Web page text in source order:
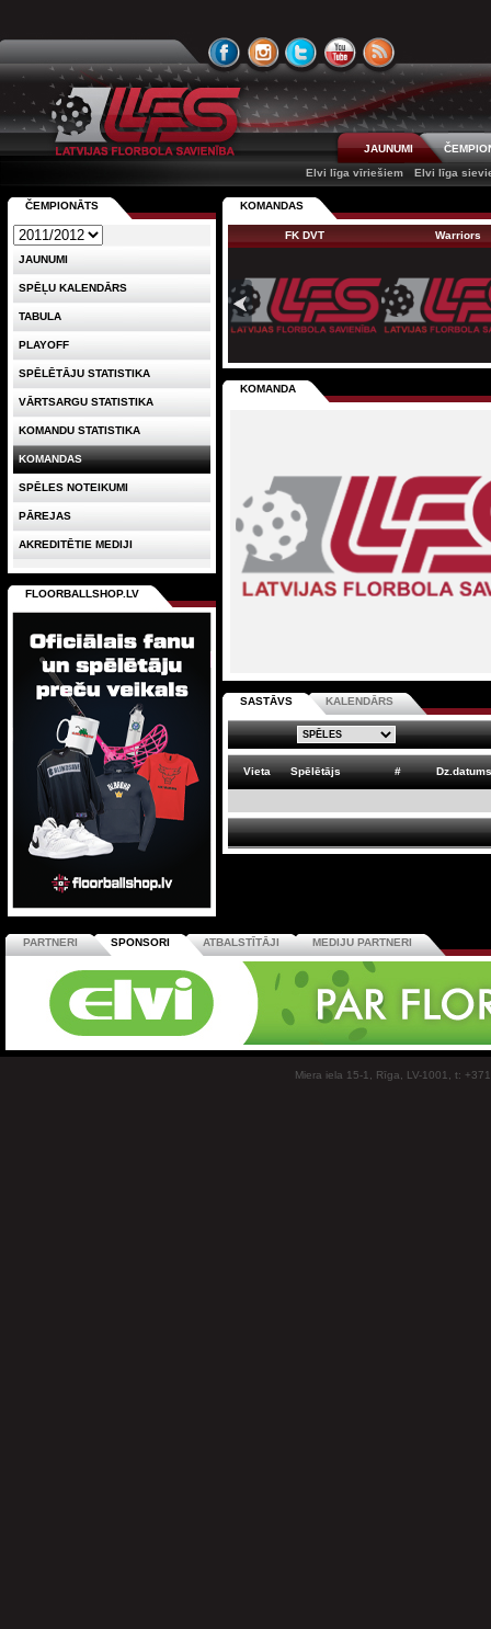
JAUNUMI
Elvi līga vīriešiem
Elvi līga
KOMANDAS
FK DVT Warriors
KOMANDA
SASTĀVS KALENDĀRS
Vieta Spēlētājs # Dz.datums
ČEMPIONĀTS
JAUNUMI
SPĒĻU KALENDĀRS
TABULA
PLAYOFF
SPĒLĒTĀJU STATISTIKA
VĀRTSARGU STATISTIKA
KOMANDU STATISTIKA
KOMANDAS
SPĒLES NOTEIKUMI
PĀREJAS
AKREDITĒTIE MEDIJI
FLOORBALLSHOP.LV
PARTNERI SPONSORI ATBALSTĪTĀJI MEDIJU PARTNERI
Miera iela 15-1, Rīga, LV-1001, t: